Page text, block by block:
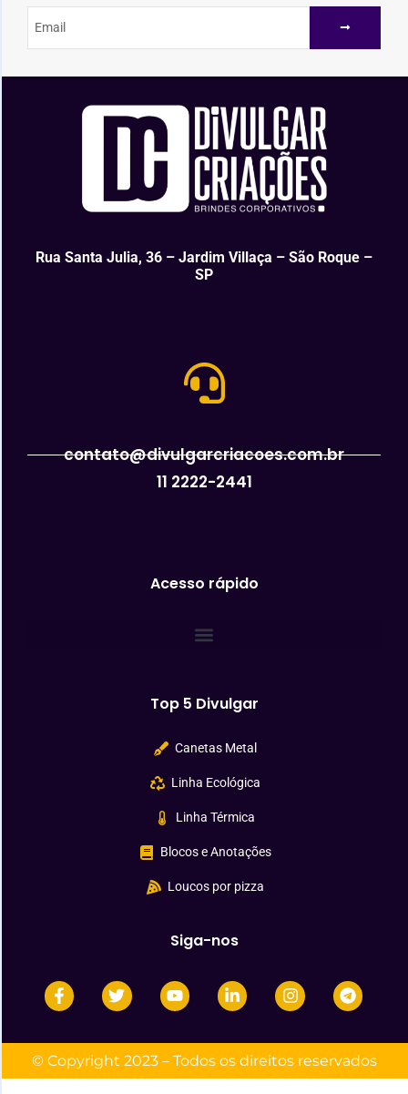
Rua Santa Julia, 36 – Jardim Villaça – São Roque –
SP
contato@divulgarcriacoes.com.br
11 2222-2441
Acesso rápido
Top 5 Divulgar
Canetas Metal
Linha Ecológica
Linha Térmica
Blocos e Anotações
Loucos por pizza
Siga-nos
© Copyright 2023 – Todos os direitos reservados